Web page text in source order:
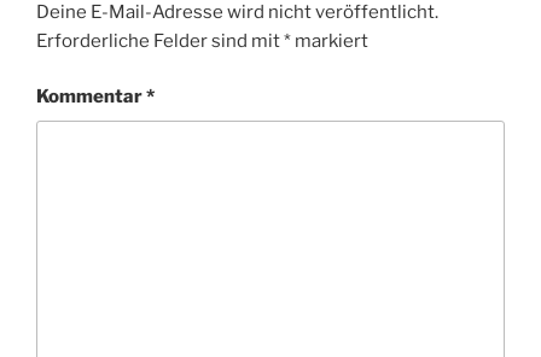
Deine E-Mail-Adresse wird nicht veröffentlicht.
Erforderliche Felder sind mit* markiert
Kommentar*